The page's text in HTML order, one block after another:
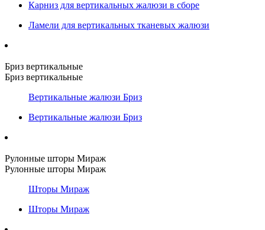
Карниз для вертикальных жалюзи в сборе
Ламели для вертикальных тканевых жалюзи
Бриз вертикальные
Бриз вертикальные
Вертикальные жалюзи Бриз
Вертикальные жалюзи Бриз
Рулонные шторы Мираж
Рулонные шторы Мираж
Шторы Мираж
Шторы Мираж